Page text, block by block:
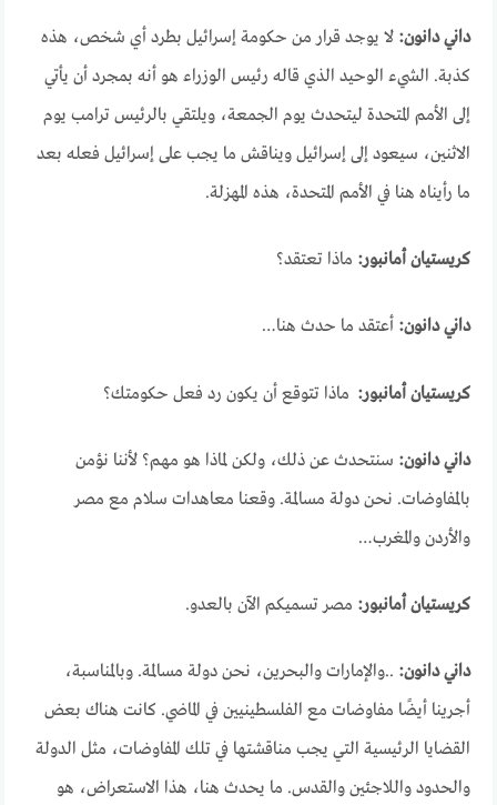
داني دانون:لا يوجد قرار من حكومة إسرائيل بطرد أي شخص، هذه
كذبة. الشيء الوحيد الذي قاله رئيس الوزراء هو أنه بمجرد أن يأتي
إلى الأمم المتحدة ليتحدث يوم الجمعة، ويلتقي بالرئيس ترامب يوم
الاثنين، سيعود إلى إسرائيل ويناقش ما يجب على إسرائيل فعله بعد
ما رأيناه هنا في الأمم المتحدة، هذه المهزلة.
كريستيان أمانبور: ماذا تعتقد؟
داني دانون: أعتقد ما حدث هنا…
كريستيان أمانبور: ماذا تتوقع أن يكون رد فعل حكومتك؟
داني دانون: سنتحدث عن ذلك، ولكن لماذا هو مهم؟ لأننا نؤمن
بالمفاوضات. نحن دولة مسالمة. وقعنا معاهدات سلام مع مصر
والأردن والمغرب…
كريستيان أمانبور: مصر تسميكم الآن بالعدو.
داني دانون: ..والإمارات والبحرين، نحن دولة مسالمة. وبالمناسبة،
أجرينا أيضًا مفاوضات مع الفلسطينيين في الماضي. كانت هناك بعض
القضايا الرئيسية التي يجب مناقشتها في تلك المفاوضات، مثل الدولة
والحدود واللاجئين والقدس. ما يحدث هنا، هذا الاستعراض، هو